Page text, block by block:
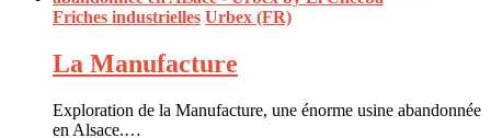
Friches industrielles Urbex (FR)
La Manufacture
Exploration de la Manufacture, une énorme usine abandonnée
en Alsace.…